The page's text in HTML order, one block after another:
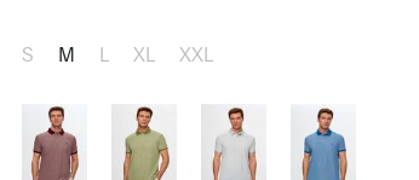
S M L XL XXL